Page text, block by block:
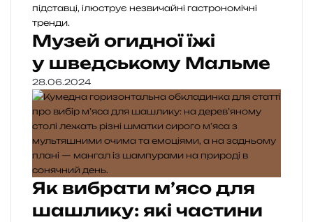
Музей огидної їжі
у шведському Мальме
28.06.2024
Як вибрати м’ясо для
шашлику: які частини